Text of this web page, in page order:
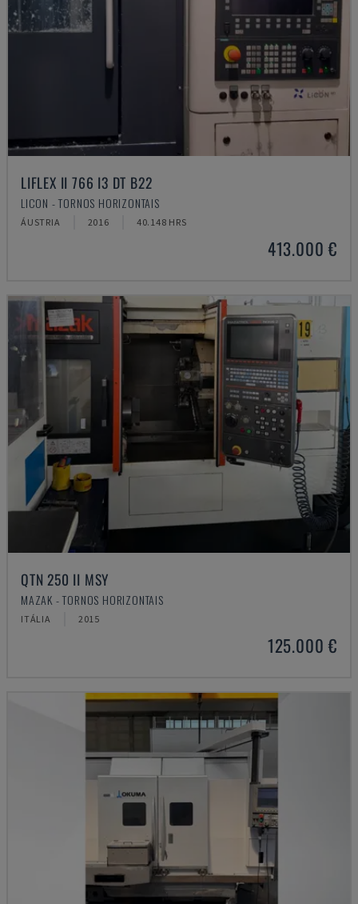
LIFLEX II 766 I3 DT B22
LICON - TORNOS HORIZONTAIS
ÁUSTRIA 2016 40.148 HRS
413.000 €
QTN 250 II MSY
MAZAK - TORNOS HORIZONTAIS
ITÁLIA 2015
125.000 €